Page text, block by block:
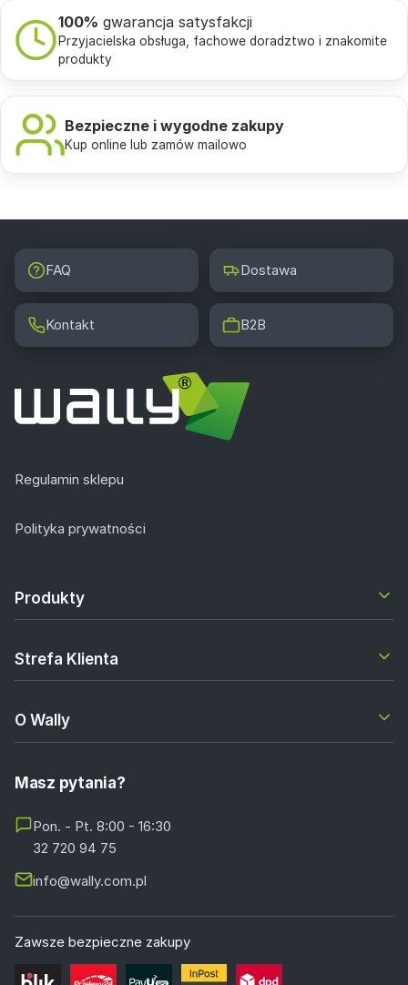
100% gwarancja satysfakcji
Przyjacielska obsługa, fachowe doradztwo i znakomite
produkty
Bezpieczne i wygodne zakupy
Kup online lub zamów mailowo
FAQ Dostawa
Kontakt B2B
Regulamin sklepu
Polityka prywatności
Produkty
Strefa Klienta
O Wally
Masz pytania?
Pon. - Pt. 8:00 - 16:30
32 720 94 75
info@wally.com.pl
Zawsze bezpieczne zakupy